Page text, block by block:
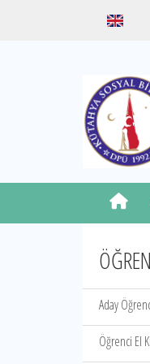
Aday
Öğrenci El